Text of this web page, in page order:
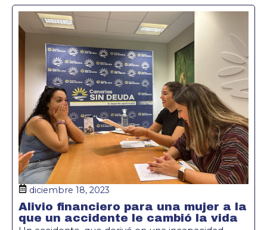
diciembre 18, 2023
Alivio financiero para una mujer a la
que un accidente le cambió la vida